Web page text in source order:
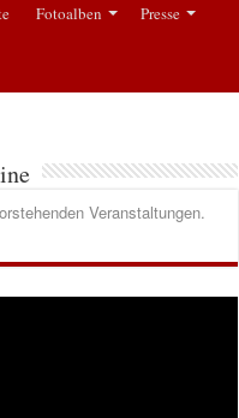
Fotoalben Presse
Veranstaltungen.